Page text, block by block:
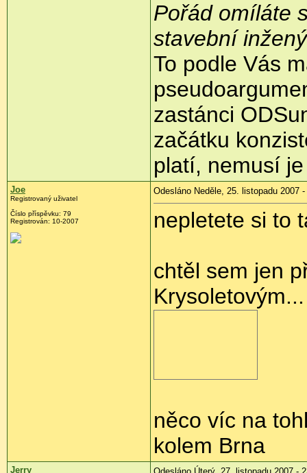
Pořád omíláte
stavební
To podle Vás
zastánci
začátku
platí, nemusí
Joe
Registrovaný uživatel
Číslo příspěvku: 79
Registrován: 10-2007
Odesláno Neděle, 25. listopadu 2007 -
nepletete si to
chtěl sem jen
Krysoletovým...
něco víc na
kolem Brna
Jerry